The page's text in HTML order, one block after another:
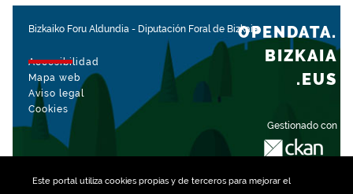
Este portal utiliza cookiespropias y de terceros para mejorar el
Bizkaiko Foru Aldundia - Diputación Foral de Bizkaia
Accesibilidad
Mapa web
Aviso legal
Cookies
Gestionado con
OPENDATA.
BIZKAIA
.EUS